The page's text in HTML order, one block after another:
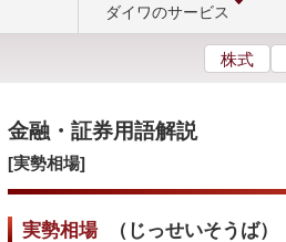
ダイワのサービス
株式
金融・証券用語解説
[実勢相場]
実勢相場（ じっせいそうば）